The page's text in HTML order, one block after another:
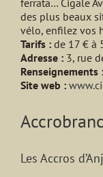
ferrata… Cigale
des plus beaux
vélo, enfilez vos
Tarifs : de 17 € à
Adresse : 3, rue
Renseignements :
Site web :
Les Accros